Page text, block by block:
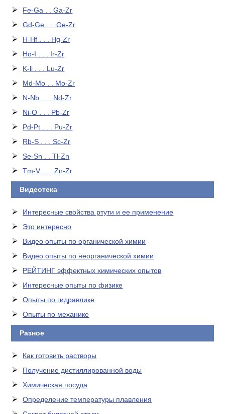
Fe-Ga . . Ga-Zr
Gd-Ge . . .Ge-Zr
H-Hf . . . Hg-Zr
Ho-I . . . Ir-Zr
K-li . . . Lu-Zr
Md-Mo . . Mo-Zr
N-Nb . . . Nd-Zr
Ni-O . . . Pb-Zr
Pd-Pt . . . Pu-Zr
Rb-S . . . Sc-Zr
Se-Sn . . Tl-Zn
Tm-V . . . Zn-Zr
Видеотека
Интересные свойства ртути и ее применение
Это интересно
Видео опыты по органической химии
Видео опыты по неорганической химии
РЕЙТИНГ эффектных химических опытов
Интересные опыты по физике
Опыты по гидравлике
Опыты по механике
Разное
Как готовить растворы
Получение дистиллированной воды
Химическая посуда
Определение температуры плавления